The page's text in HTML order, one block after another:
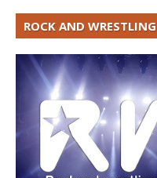
ROCK AND WRESTLING